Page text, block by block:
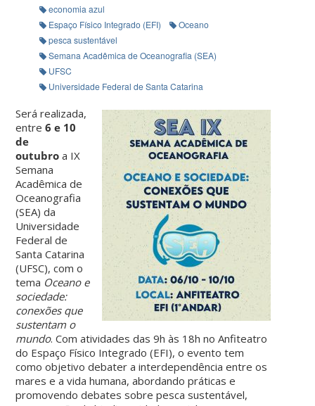
economia azul
Espaço Físico Integrado (EFI)
Oceano
pesca sustentável
Semana Acadêmica de Oceanografia (SEA)
UFSC
Universidade Federal de Santa Catarina
Será realizada,
entre6 e 10
de
outubro a IX
Semana
Acadêmica de
Oceanografia
(SEA) da
Universidade
Federal de
Santa Catarina
(UFSC), com o
tema Oceano e
sociedade:
conexões que
sustentam o
mundo. Com atividades das 9h às 18h no Anfiteatro
do Espaço Físico Integrado (EFI), o evento tem
como objetivo debater a interdependência entre os
mares e a vida humana, abordando práticas e
promovendo debates sobre pesca sustentável,